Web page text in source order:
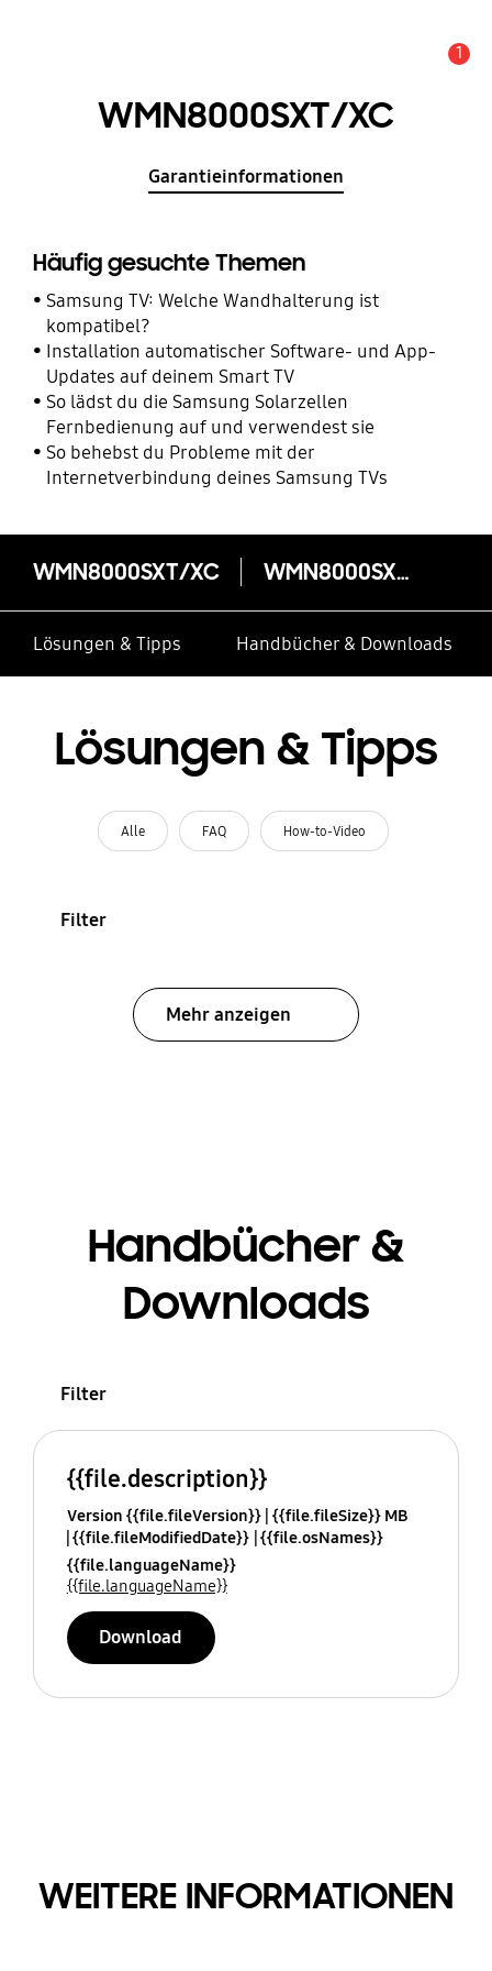
1
WMN8000SXT/XC
Garantieinformationen
Häufig gesuchte Themen
Samsung TV: Welche Wandhalterung ist
kompatibel?
Installation automatischer Software- und App-
Updates auf deinem Smart TV
So lädst du die Samsung Solarzellen
Fernbedienung auf und verwendest sie
So behebst du Probleme mit der
Internetverbindung deines Samsung TVs
WMN8000SXT/XC WMN8000SXT/XC
Lösungen & Tipps Handbücher & Downloads
Lösungen & Tipps
Alle FAQ How-to-Video
Filter
Mehr anzeigen
Handbücher &
Downloads
Filter
{{file.description}}
Version {{file.fileVersion}} {{file.fileSize}} MB
{{file.fileModifiedDate}} {{file.osNames}}
{{file.languageName}}
{{file.languageName}}
Download
WEITERE INFORMATIONEN